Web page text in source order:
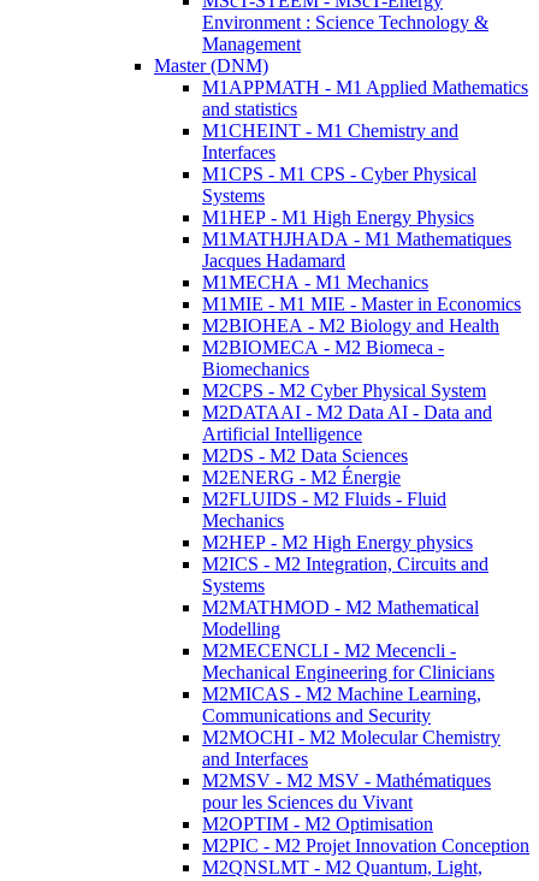
Environment : Science Technology &
Management
Master (DNM)
M1APPMATH - M1 Applied Mathematics
and statistics
M1CHEINT - M1 Chemistry and
Interfaces
M1CPS - M1 CPS - Cyber Physical
Systems
M1HEP - M1 High Energy Physics
M1MATHJHADA - M1 Mathematiques
Jacques Hadamard
M1MECHA - M1 Mechanics
M1MIE - M1 MIE - Master in Economics
M2BIOHEA - M2 Biology and Health
M2BIOMECA - M2 Biomeca -
Biomechanics
M2CPS - M2 Cyber Physical System
M2DATAAI - M2 Data AI - Data and
Artificial Intelligence
M2DS - M2 Data Sciences
M2ENERG - M2 Énergie
M2FLUIDS - M2 Fluids - Fluid
Mechanics
M2HEP - M2 High Energy physics
M2ICS - M2 Integration, Circuits and
Systems
M2MATHMOD - M2 Mathematical
Modelling
M2MECENCLI - M2 Mecencli -
Mechanical Engineering for Clinicians
M2MICAS - M2 Machine Learning,
Communications and Security
M2MOCHI - M2 Molecular Chemistry
and Interfaces
M2MSV - M2 MSV - Mathématiques
pour les Sciences du Vivant
M2OPTIM - M2 Optimisation
M2PIC - M2 Projet Innovation Conception
M2QNSLMT - M2 Quantum, Light,